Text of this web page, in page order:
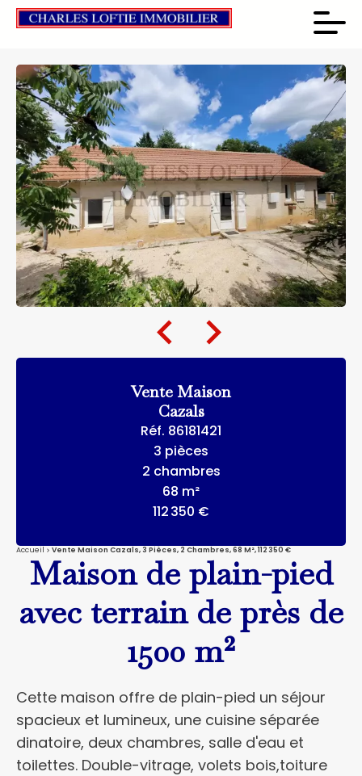
Vente Maison
Cazals
Réf. 86181421
3 pièces
2 chambres
68 m²
112 350 €
Accueil Vente Maison Cazals, 3 Pièces, 2 Chambres, 68 M², 112 350 €
Maison de plain-pied
avec terrain de près de
1500 m²
Cette maison offre de plain-pied un séjour
spacieux et lumineux, une cuisine séparée
dinatoire, deux chambres, salle d'eau et
toilettes. Double-vitrage, volets bois,toiture